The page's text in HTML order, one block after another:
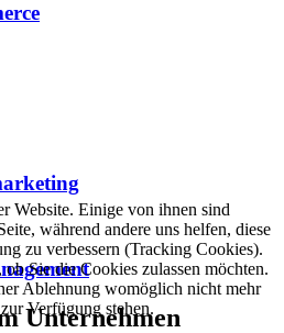
Unternehmen
Website. Einige von ihnen sind
während andere uns helfen, diese
zu verbessern (Tracking Cookies).
Sie die Cookies zulassen möchten.
Ablehnung womöglich nicht mehr
Verfügung stehen.